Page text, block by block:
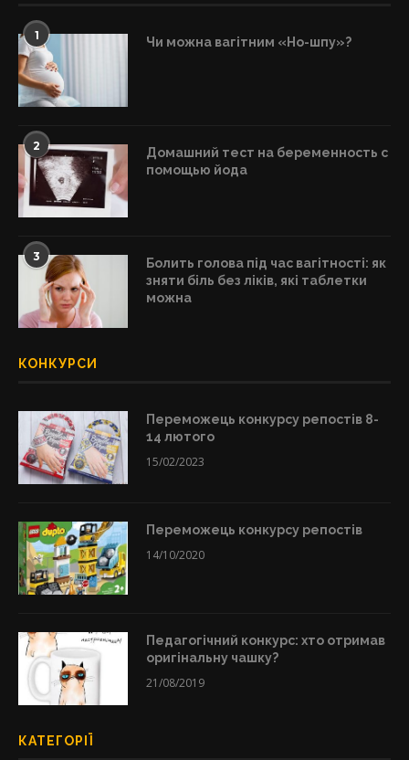
1 Чи можна вагітним «Но-шпу»?
2
Домашний тест на беременность с
помощью йода
3
Болить голова під час вагітності: як
зняти біль без ліків, які таблетки
можна
КОНКУРСИ
Переможець конкурсу репостів 8-
14 лютого
15/02/2023
Переможець конкурсу репостів
14/10/2020
Педагогічний конкурс: хто отримав
оригінальну чашку?
21/08/2019
КАТЕГОРІЇ